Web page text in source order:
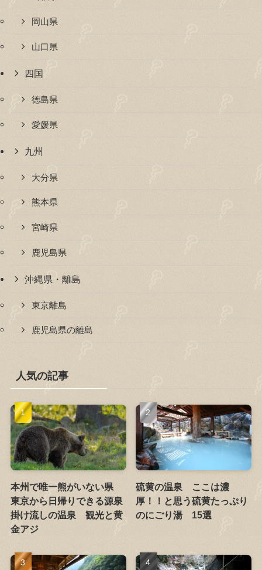
岡山県
山口県
四国
徳島県
愛媛県
九州
大分県
熊本県
宮崎県
鹿児島県
沖縄県・離島
東京離島
鹿児島県の離島
人気の記事
本州で唯一熊がいない県
東京から日帰りできる源泉
掛け流しの温泉 観光と黄
金アジ
硫黄の温泉 ここは濃
厚！！と思う硫黄たっぷり
のにごり湯 15選